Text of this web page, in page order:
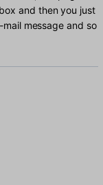
and then you just
message and so